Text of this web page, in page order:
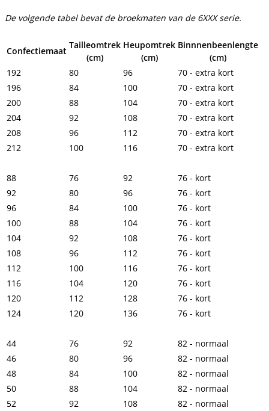
De volgende tabel bevat de broekmaten van de 6XXX serie.
Confectiemaat
Tailleomtrek
(cm)
Heupomtrek
(cm)
Binnnenbeenlengte
(cm)
192
80 96
70 - extra kort
196
84 100
70 - extra kort
200
88 104
70 - extra kort
204
92 108
70 - extra kort
208
96 112
70 - extra kort
212
100 116 70 - extra kort
88 76 92
76 - kort
92
80 96
76 - kort
96
84 100
76 - kort
100
88 104
76 - kort
104
92 108
76 - kort
108
96 112
76 - kort
112
100 116
76 - kort
116
104 120
76 - kort
120
112 128
76 - kort
124
120 136 76 - kort
44 76 92
82 - normaal
46
80 96
82 - normaal
48
84 100
82 - normaal
50
88 104
82 - normaal
52
92 108
82 - normaal